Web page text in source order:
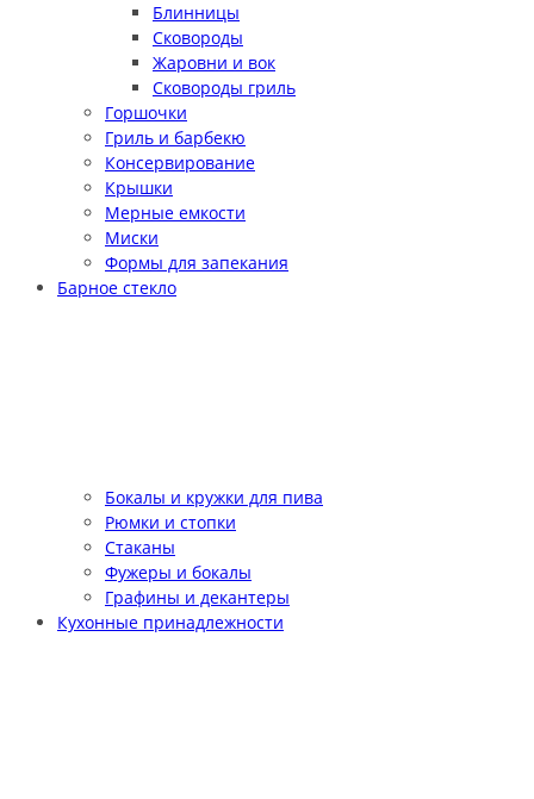
Блинницы
Сковороды
Жаровни и вок
Сковороды гриль
Горшочки
Гриль и барбекю
Консервирование
Крышки
Мерные емкости
Миски
Формы для запекания
Барное стекло
Бокалы и кружки для пива
Рюмки и стопки
Стаканы
Фужеры и бокалы
Графины и декантеры
Кухонные принадлежности